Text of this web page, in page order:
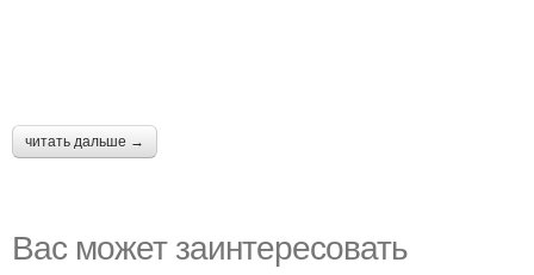
читать дальше →
Вас может заинтересовать